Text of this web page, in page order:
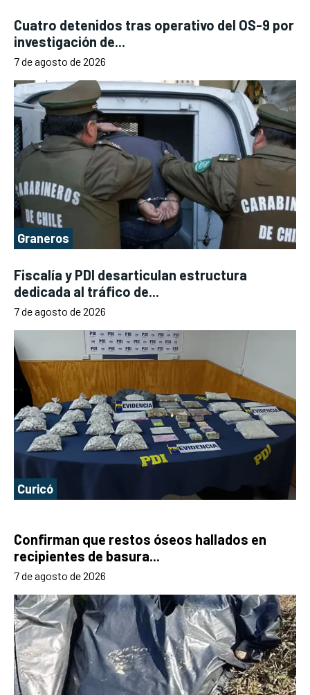
Cuatro detenidos tras operativo del OS-9 por
investigación de...
7 de agosto de 2026
Graneros
Fiscalía y PDI desarticulan estructura
dedicada al tráfico de...
7 de agosto de 2026
Curicó
Confirman que restos óseos hallados en
recipientes de basura...
7 de agosto de 2026